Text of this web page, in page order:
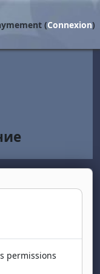
(Connexion)
permissions